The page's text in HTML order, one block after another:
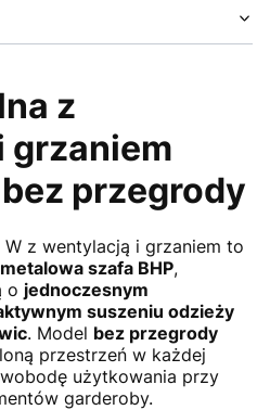
z
grzaniem
przegrody
W z wentylacją i grzaniem to
szafa BHP,
o jednoczesnym
suszeniu odzieży
. Model bez przegrody
przestrzeń w każdej
użytkowania przy
garderoby.